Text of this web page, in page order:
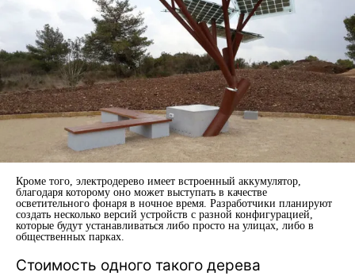
Кроме того, электродерево имеет встроенный аккумулятор,
благодаря которому оно может выступать в качестве
осветительного фонаря в ночное время. Разработчики планируют
создать несколько версий устройств с разной конфигурацией,
которые будут устанавливаться либо просто на улицах, либо в
общественных парках.
Стоимость одного такого дерева